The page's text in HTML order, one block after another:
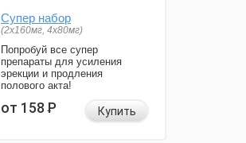
Супер набор
(2х160мг, 4х80мг)
Попробуй все супер
препараты для усиления
эрекции и продления
полового акта!
от 158Р Купить